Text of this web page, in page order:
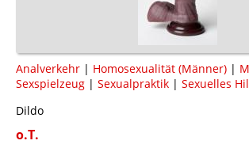
Analverkehr | Homosexualität (Männer) |
Sexspielzeug | Sexualpraktik | Sexuelles
Dildo
o.T.